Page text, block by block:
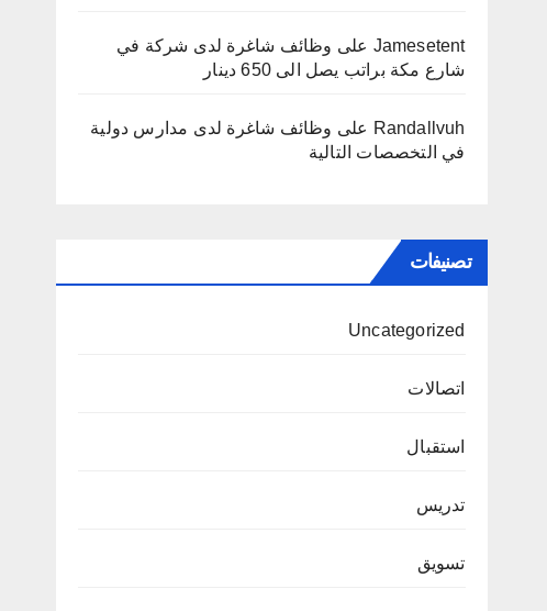
Jamesetent على وظائف شاغرة لدى شركة في
شارع مكة براتب يصل الى 650 دينار
Randallvuh على وظائف شاغرة لدى مدارس دولية
في التخصصات التالية
تصنيفات
Uncategorized
اتصالات
استقبال
تدريس
تسويق